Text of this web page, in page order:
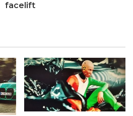
facelift